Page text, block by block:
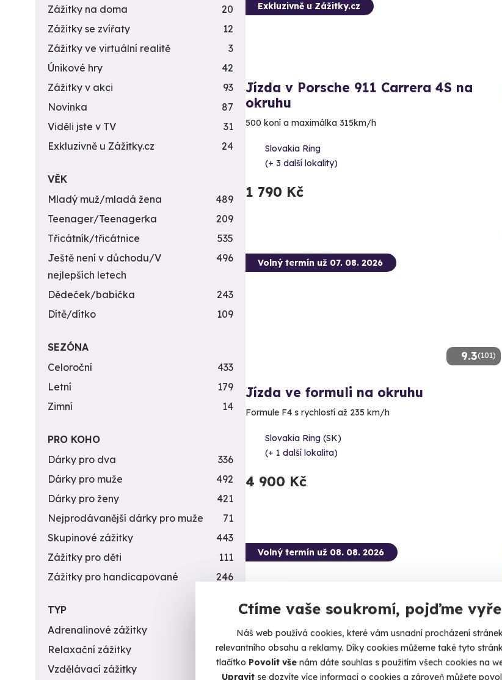
Ctíme vaše soukromí, pojďme
Náš web používá cookies, které vám usnadní procházení
relevantního obsahu a reklamy. Díky cookies můžeme také tyto
tlačítko Povolit vše nám dáte souhlas s použitím všech cookies na
Upravitse dozvíte více informací o cookies a zároveň můžete
Exkluzivně u Zážitky.cz
Jízda v Porsche 911 Carrera 4S na
okruhu
500 koní a maximálka 315km/h
Slovakia Ring
(+ 3 další lokality)
1 790 Kč
9.3(101)
Volný termín už 07. 08. 2026
Jízda ve formuli na okruhu
Formule F4 s rychlostí až 235 km/h
Slovakia Ring (SK)
(+ 1 další lokalita)
4 900 Kč
8.7(11)
Volný termín už 08. 08. 2026
Zážitky na doma
20
Zážitky se zvířaty
12
Zážitky ve virtuální realitě
3
Únikové hry
42
Zážitky v akci
93
Novinka
87
Viděli jste v TV
31
Exkluzivně u Zážitky.cz
24
VĚK
Mladý muž/mladá žena
489
Teenager/Teenagerka
209
Třicátník/třicátnice
535
Ještě není v důchodu/V
nejlepších letech
496
Dědeček/babička
243
Dítě/dítko
109
SEZÓNA
Celoroční
433
Letní
179
Zimní
14
PRO KOHO
Dárky pro dva
336
Dárky pro muže
492
Dárky pro ženy
421
Nejprodávanější dárky pro muže
71
Skupinové zážitky
443
Zážitky pro děti
111
Zážitky pro handicapované
246
TYP
Adrenalinové zážitky
Relaxační zážitky
162
Vzdělávací zážitky
151